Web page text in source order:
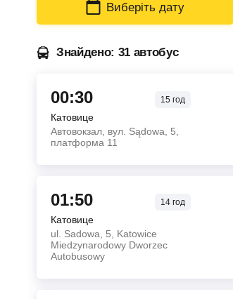
Виберіть дату
Знайдено: 31 автобус
00:30 15 год
Катовице
Автовокзал, вул. Sądowa, 5,
платформа 11
01:50 14 год
Катовице
ul. Sadowa, 5, Katowice
Miedzynarodowy Dworzec
Autobusowy